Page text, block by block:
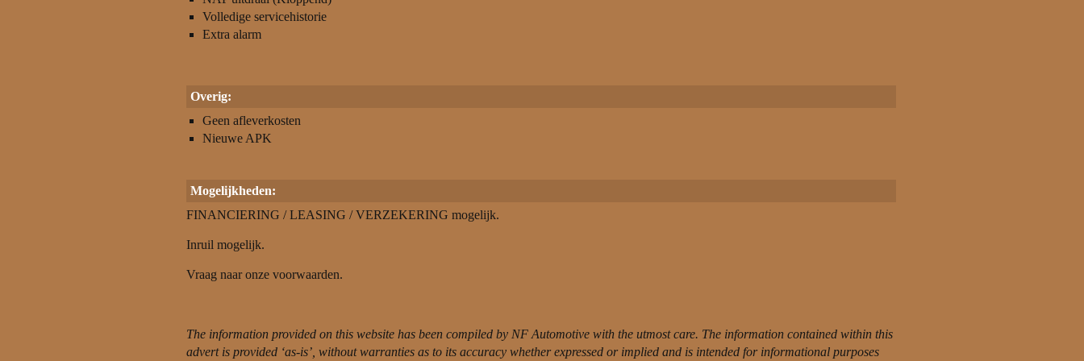
Volledige servicehistorie
Extra alarm
Overig:
Geen afleverkosten
Nieuwe APK
Mogelijkheden:
FINANCIERING / LEASING / VERZEKERING mogelijk.
Inruil mogelijk.
Vraag naar onze voorwaarden.
The information provided on this website has been compiled by NF Automotive with the utmost care. The information contained within this
advert is provided ‘as-is’, without warranties as to its accuracy whether expressed or implied and is intended for informational purposes